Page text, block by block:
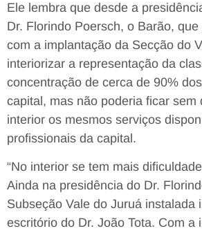
Ele lembra que desde a
Dr. Florindo Poersch, o Barão,
com a implantação da Secção do
interiorizar a representação da
concentração de cerca de 90%
capital, mas não poderia ficar sem
interior os mesmos serviços
profissionais da capital.
“No interior se tem mais
Ainda na presidência do Dr.
Subseção Vale do Juruá instalada
escritório do Dr. João Tota. Com a